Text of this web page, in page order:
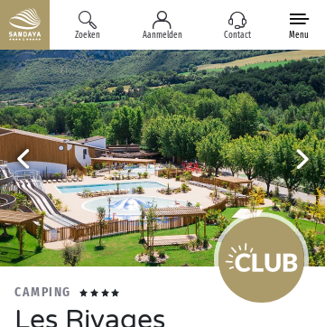
Zoeken Aanmelden Contact Menu
CAMPING
Les Rivages